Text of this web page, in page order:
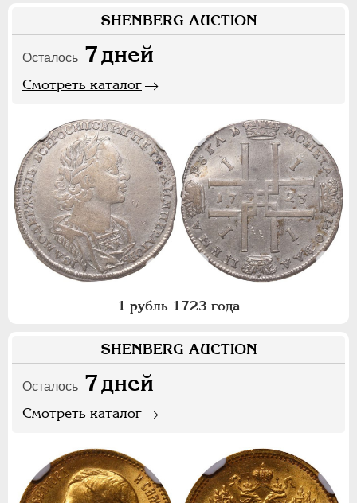
SHENBERG AUCTION
Осталось 7дней
Смотреть каталог
1 рубль 1723 года
SHENBERG AUCTION
Осталось 7дней
Смотреть каталог